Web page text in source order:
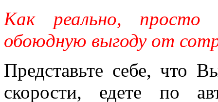
Как реально, просто
обоюдную выгоду от
Представьте себе, что
скорости, едете по